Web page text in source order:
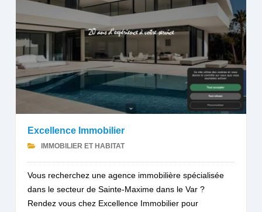
Excellence Immobilier
IMMOBILIER ET HABITAT
Vous recherchez une agence immobilière spécialisée
dans le secteur de Sainte-Maxime dans le Var ?
Rendez vous chez Excellence Immobilier pour